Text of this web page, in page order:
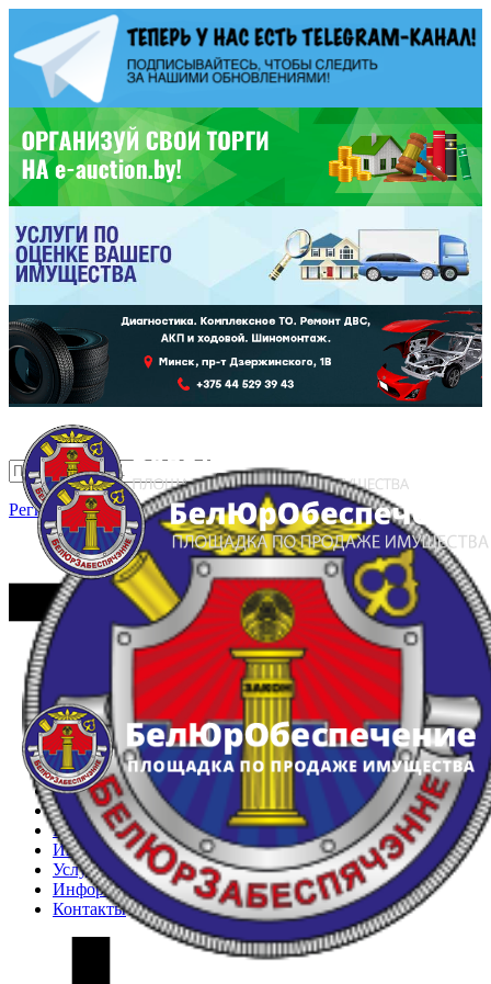
Регистрация Вход
Главная
Арестованное имущество
Реестр несостоявшихся торгов
Реестр переоценок
Частное имущество
Государственное имущество
Интернет-магазин
Интернет-витрина
Услуги
Информация
Контакты